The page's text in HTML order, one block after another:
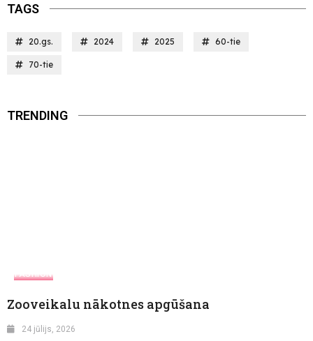
TAGS
20.gs. 2024 2025 60-tie
70-tie
TRENDING
FASHION
Zooveikalu nākotnes apgūšana
24 jūlijs, 2026